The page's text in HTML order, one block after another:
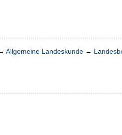
Allgemeine Landeskunde →